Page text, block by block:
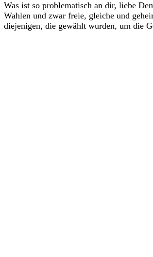
Was ist so problematisch an dir, liebe
Wahlen und zwar freie, gleiche und
diejenigen, die gewählt wurden, um die